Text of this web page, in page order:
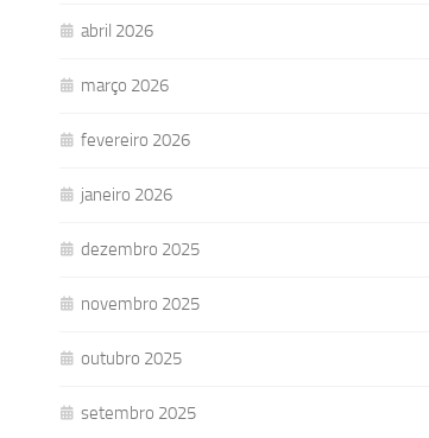
abril 2026
março 2026
fevereiro 2026
janeiro 2026
dezembro 2025
novembro 2025
outubro 2025
setembro 2025